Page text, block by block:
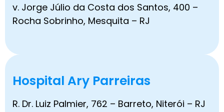
v. Jorge Júlio da Costa dos Santos, 400 –
Rocha Sobrinho, Mesquita – RJ
Hospital Ary Parreiras
R. Dr. Luiz Palmier, 762 – Barreto, Niterói – RJ